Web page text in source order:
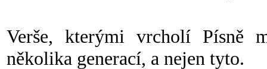
Verše, kterými vrcholí Písně
několika generací, a nejen tyto.